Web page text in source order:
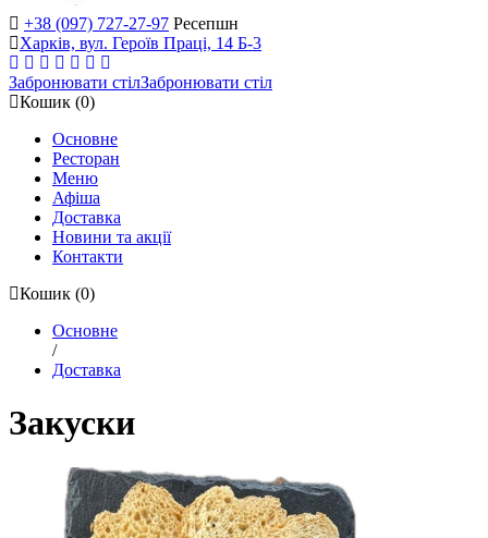
+38 (097) 727-27-97 Ресепшн
Харків, вул. Героїв Праці, 14 Б-3
Забронювати стілЗабронювати стіл
Кошик (0)
Основне
Ресторан
Меню
Афіша
Доставка
Новини та акції
Контакти
Кошик (0)
Основне
/
Доставка
Закуски